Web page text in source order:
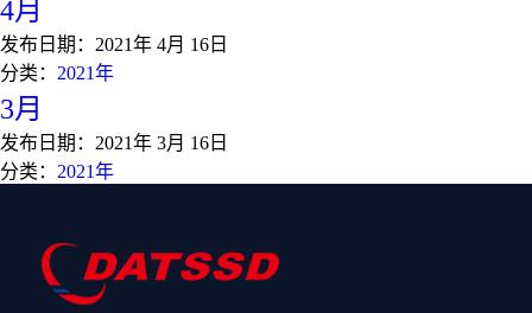
4月
发布日期： 2021年 4月 16日
分类： 2021年
3月
发布日期： 2021年 3月 16日
分类： 2021年